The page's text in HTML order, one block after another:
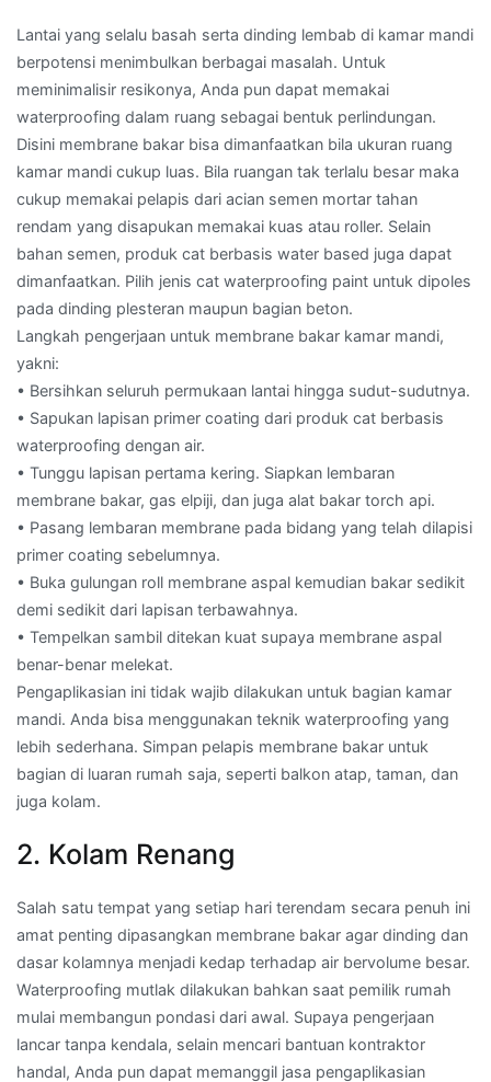
Lantai yang selalu basah serta dinding lembab di kamar mandi
berpotensi menimbulkan berbagai masalah. Untuk
meminimalisir resikonya, Anda pun dapat memakai
waterproofing dalam ruang sebagai bentuk perlindungan.
Disini membrane bakar bisa dimanfaatkan bila ukuran ruang
kamar mandi cukup luas. Bila ruangan tak terlalu besar maka
cukup memakai pelapis dari acian semen mortar tahan
rendam yang disapukan memakai kuas atau roller. Selain
bahan semen, produk cat berbasis water based juga dapat
dimanfaatkan. Pilih jenis cat waterproofing paint untuk dipoles
pada dinding plesteran maupun bagian beton.
Langkah pengerjaan untuk membrane bakar kamar mandi,
yakni:
• Bersihkan seluruh permukaan lantai hingga sudut-sudutnya.
• Sapukan lapisan primer coating dari produk cat berbasis
waterproofing dengan air.
• Tunggu lapisan pertama kering. Siapkan lembaran
membrane bakar, gas elpiji, dan juga alat bakar torch api.
• Pasang lembaran membrane pada bidang yang telah dilapisi
primer coating sebelumnya.
• Buka gulungan roll membrane aspal kemudian bakar sedikit
demi sedikit dari lapisan terbawahnya.
• Tempelkan sambil ditekan kuat supaya membrane aspal
benar-benar melekat.
Pengaplikasian ini tidak wajib dilakukan untuk bagian kamar
mandi. Anda bisa menggunakan teknik waterproofing yang
lebih sederhana. Simpan pelapis membrane bakar untuk
bagian di luaran rumah saja, seperti balkon atap, taman, dan
juga kolam.
2. Kolam Renang
Salah satu tempat yang setiap hari terendam secara penuh ini
amat penting dipasangkan membrane bakar agar dinding dan
dasar kolamnya menjadi kedap terhadap air bervolume besar.
Waterproofing mutlak dilakukan bahkan saat pemilik rumah
mulai membangun pondasi dari awal. Supaya pengerjaan
lancar tanpa kendala, selain mencari bantuan kontraktor
handal, Anda pun dapat memanggil jasa pengaplikasian